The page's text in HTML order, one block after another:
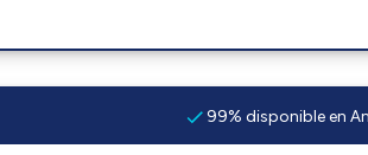
99% disponible en